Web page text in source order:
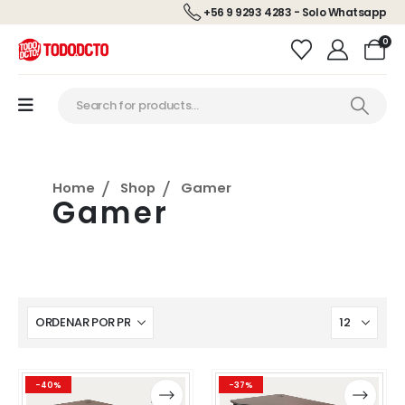
+56 9 9293 4283 - Solo Whatsapp
0
Home Shop Gamer
Gamer
-40%
Este
producto
Este
producto
-37%
Este
producto
Este
producto